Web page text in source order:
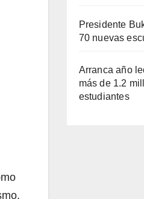
Presidente
70 nuevas
Arranca año
más de 1.2
estudiantes